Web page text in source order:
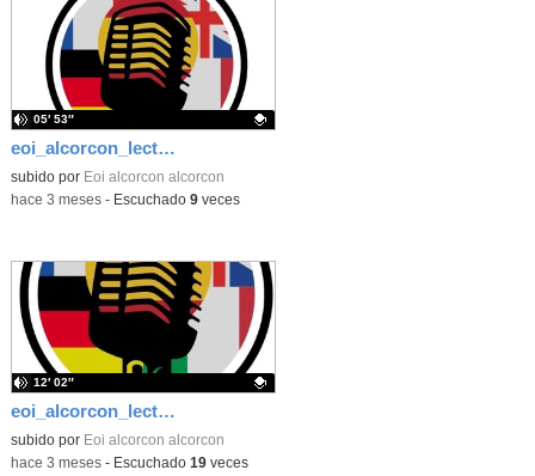
eoi_alcorcon_lecturas_italiano_día_del_libro_2026
Contenido educativo.
subido por Eoi alcorcon alcorcon
05′ 53″
-hace 3 meses- Escuchado 9veces
eoi_alcorcon_lecturas_alemán_día_del_libro_2026
Contenido educativo.
subido por Eoi alcorcon alcorcon
12′ 02″
-hace 3 meses- Escuchado 19veces